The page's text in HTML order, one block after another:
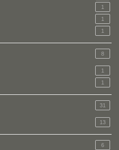
1
1
1
8
1
1
31
13
6